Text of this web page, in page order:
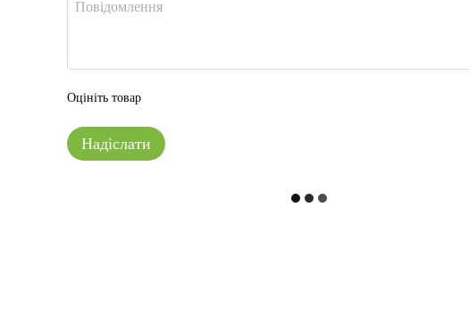
Оцініть товар
Надіслати